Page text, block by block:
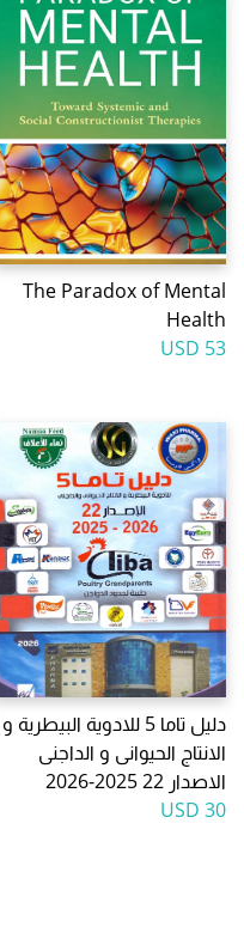
The Paradox of Mental
Health
53 USD
دليل تاما 5 للادوية البيطرية و
الانتاج الحيوانى و الداجنى
الاصدار 22 2025-2026
30 USD